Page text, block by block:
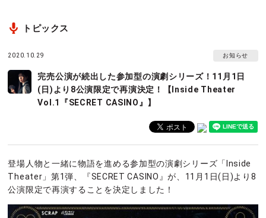
トピックス
2020.10.29 お知らせ
完売公演が続出した参加型の演劇シリーズ！11月1日
(日)より8公演限定で再演決定！【Inside Theater
Vol.1『SECRET CASINO』】
登場人物と一緒に物語を進める参加型の演劇シリーズ「Inside
Theater」第1弾、『SECRET CASINO』が、11月1日(日)より8
公演限定で再演することを決定しました！